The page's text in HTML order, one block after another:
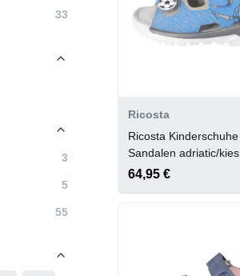
33
3
5
55
Ricosta
Ricosta Kinderschuhe
Sandalen adriatic/kies
64,95 €